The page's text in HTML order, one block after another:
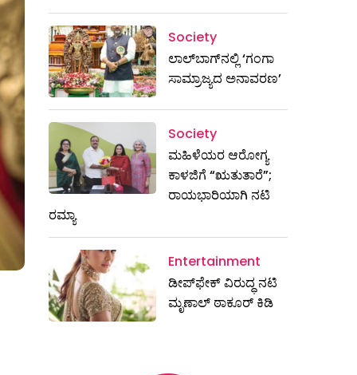
Society
ಲಾಲ್‌ಬಾಗ್‌ನಲ್ಲಿ ‘ಗಂಗಾ
ಸಾಮ್ರಾಜ್ಯದ ಅನಾವರಣ’
Society
ಮಹಿಳೆಯರ ಆರೋಗ್ಯ
ಕಾಳಜಿಗೆ “ಋತುತಾರೆ”;
ರಾಯಭಾರಿಯಾಗಿ ನಟಿ
ರಮ್ಯಾ
Entertainment
ಡೀಪ್‌ಫೇಕ್ ವಿರುದ್ಧ ನಟಿ
ಮೃಣಾಲ್ ಠಾಕೂರ್ ಕಿಡಿ